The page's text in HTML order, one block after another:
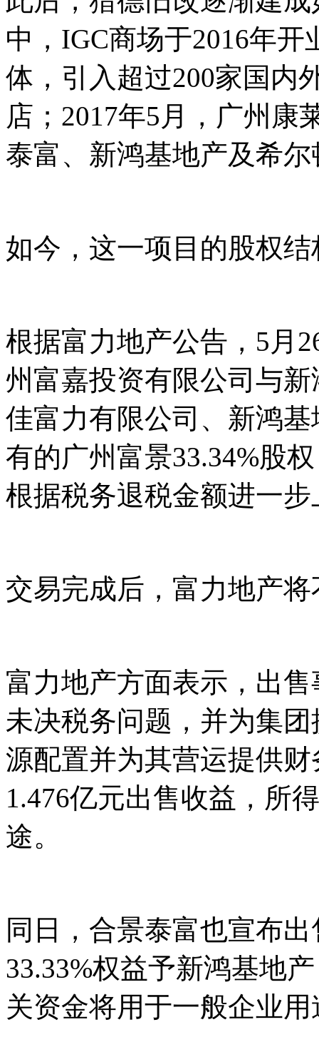
中，IGC商场于2016年
体，引入超过200家国内
店；2017年5月，广州康
泰富、新鸿基地产及希
如今，这一项目的股权
根据富力地产公告，5月
州富嘉投资有限公司与
佳富力有限公司、新鸿
有的广州富景33.34%股
根据税务退税金额进一
交易完成后，富力地产
富力地产方面表示，出
未决税务问题，并为集
源配置并为其营运提供
1.476亿元出售收益，所
途。
同日，合景泰富也宣布
33.33%权益予新鸿基地
关资金将用于一般企业